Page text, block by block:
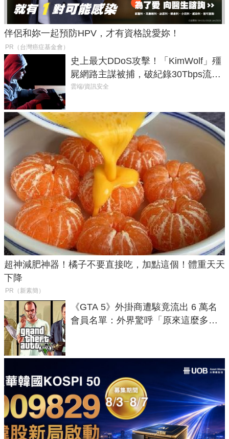
伴侶和妳一起預防HPV，才有資格說愛妳！
PR（台灣癌症基金會）
史上最大DDoS攻擊！「KimWolf」殭
屍網路主謀被捕，破紀錄30Tbps流量
癱瘓全球！
雲端/資訊安全
超神減肥神器！橘子不要直接吃，加點這個！體重天天
下降
PR（新素簡）
《GTA 5》外掛商遭駭竟流出 6 萬名
會員名單：外界驚呼「原來這麼多人